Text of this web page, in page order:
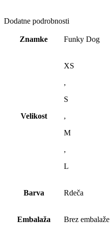
Dodatne podrobnosti
Znamke Funky Dog
Velikost
XS
,
S
,
M
,
L
Barva Rdeča
Embalaža Brez embalaže